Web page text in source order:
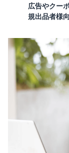
広告やクー
規出品者様